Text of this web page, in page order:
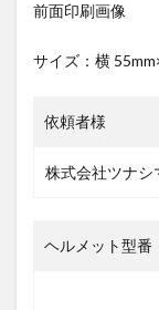
前面印刷画像
サイズ：横
依頼者様
株式会社ツナシ
ヘルメット型番